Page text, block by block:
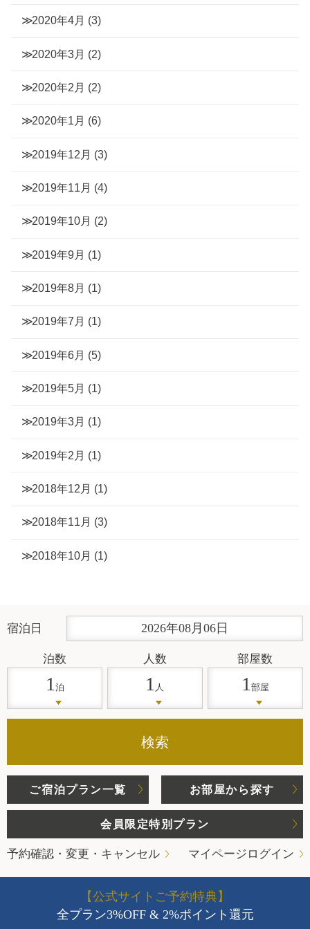
2020年4月 (3)
2020年3月 (2)
2020年2月 (2)
2020年1月 (6)
2019年12月 (3)
2019年11月 (4)
2019年10月 (2)
2019年9月 (1)
2019年8月 (1)
2019年7月 (1)
2019年6月 (5)
2019年5月 (1)
2019年3月 (1)
2019年2月 (1)
2018年12月 (1)
2018年11月 (3)
2018年10月 (1)
宿泊日 2026年08月 06日
泊数
1 泊
人数
1 人
部屋数
1 部屋
検索
ご宿泊プラン一覧 お部屋から探す
会員限定特別プラン
予約確認・変更・キャンセル マイページログイン
【公式サイトご予約特典】
全プラン3%OFF & 2%ポイント還元